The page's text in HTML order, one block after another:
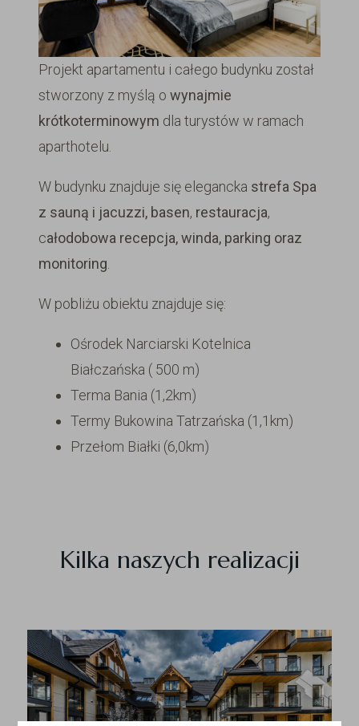
Projekt apartamentu i całego budynku został
stworzony z myślą o wynajmie
krótkoterminowym dla turystów w ramach
aparthotelu.
W budynku znajduje się elegancka strefa Spa
z sauną i jacuzzi, basen, restauracja,
całodobowa recepcja, winda, parking oraz
monitoring
W pobliżu obiektu znajduje się:
Ośrodek Narciarski Kotelnica
Białczańska ( 500 m)
Terma Bania (1,2km)
Termy Bukowina Tatrzańska (1,1km)
Przełom Białki (6,0km)
Kilka naszych realizacji